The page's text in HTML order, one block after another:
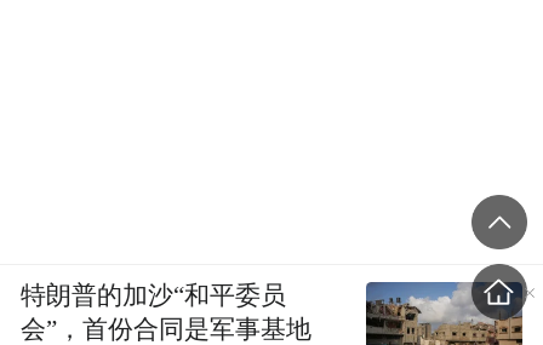
特朗普的加沙“和平委员
会”，首份合同是军事基地